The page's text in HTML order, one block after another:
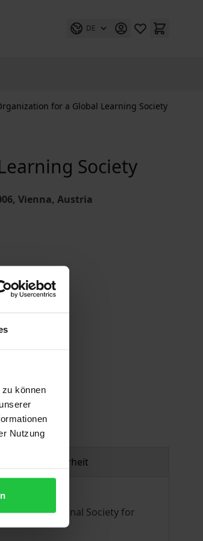
können
Nutzung
DE
for a Global Learning Society
Society
Vienna, Austria
Produktsicherheit
der International Society for